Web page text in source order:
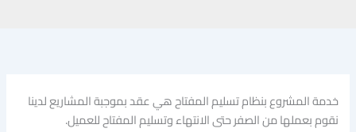
خدمة المشروع بنظام تسليم المفتاح هي عقد بموجبة المشاريع لدينا
نقوم بعملها من الصفر حتى الانتهاء وتسليم المفتاح للعميل.